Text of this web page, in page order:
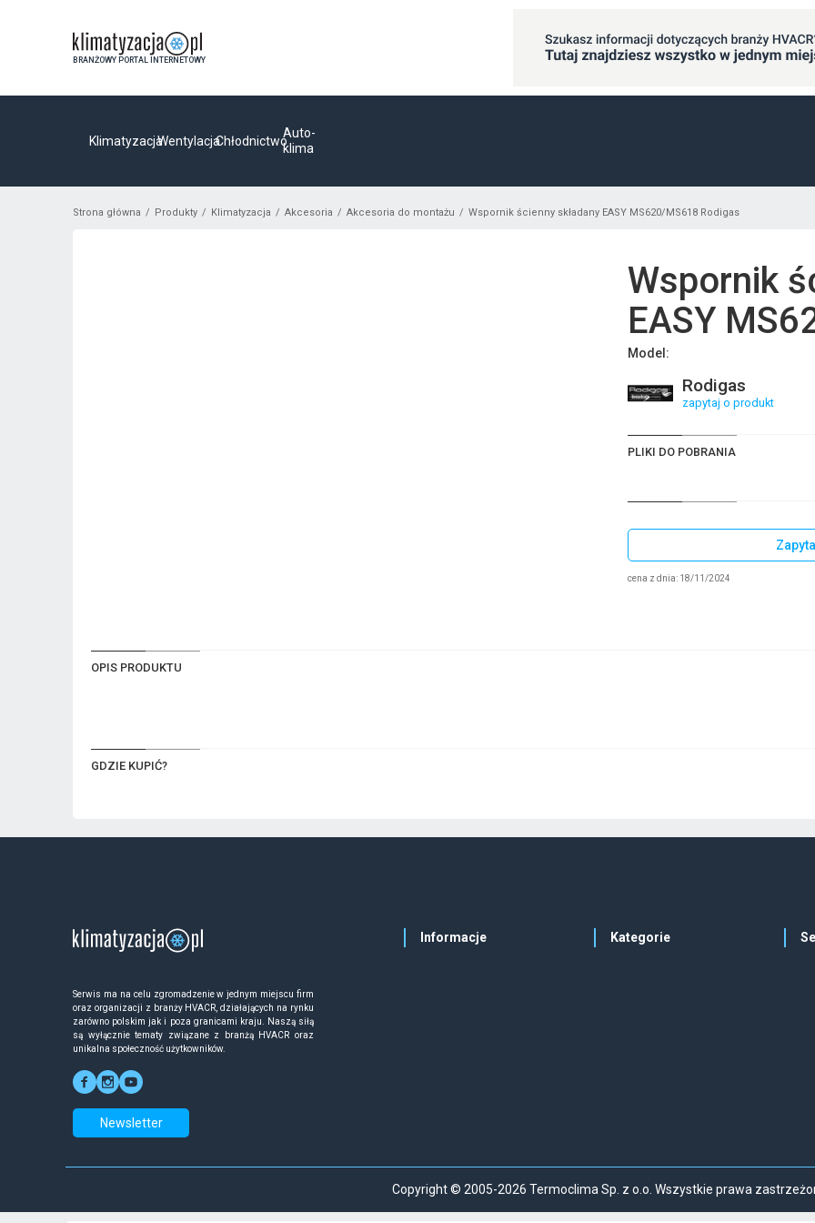
BRANŻOWY PORTAL INTERNETOWY
KlimatyzacjaWentylacjaChłodnictwo
Auto-
klima
Strona główna Produkty Klimatyzacja Akcesoria Akcesoria do montażu Wspornik ścienny składany EASY MS620/MS618 Rodigas
Wspornik
EASY
Model:
Rodigas
zapytaj o produkt
PLIKI DO POBRANIA
cena z dnia: 18/11/2024
OPIS PRODUKTU
GDZIE KUPIĆ?
Serwis ma na celu zgromadzenie w jednym miejscu firm
oraz organizacji z branży HVACR, działających na rynku
zarówno polskim jak i poza granicami kraju. Naszą siłą
są wyłącznie tematy związane z branżą HVACR oraz
unikalna społeczność użytkowników.
Newsletter
Informacje Kategorie
Copyright © 2005-2026 Termoclima Sp. z o.o. Wszystkie prawa